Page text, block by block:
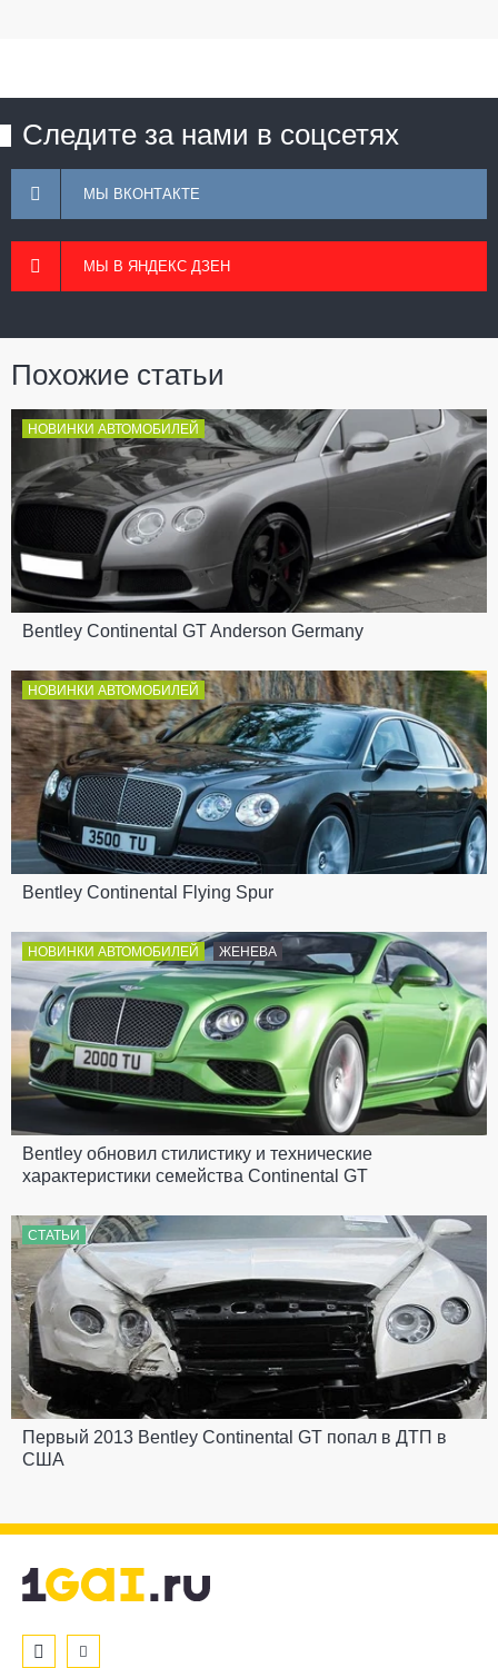
Следите за нами в соцсетях
МЫ ВКОНТАКТЕ
МЫ В ЯНДЕКС ДЗЕН
Похожие статьи
НОВИНКИ АВТОМОБИЛЕЙ
Bentley Continental GT Anderson Germany
НОВИНКИ АВТОМОБИЛЕЙ
Bentley Continental Flying Spur
НОВИНКИ АВТОМОБИЛЕЙ ЖЕНЕВА
Bentley обновил стилистику и технические
характеристики семейства Continental GT
СТАТЬИ
Первый 2013 Bentley Continental GT попал в ДТП в
США